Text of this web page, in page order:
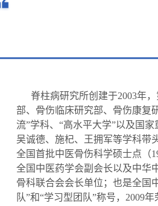
脊柱病研究所创建于2003年
部、骨伤临床研究部、骨伤康复
流”学科、“高水平大学”以及国
吴诚德、施杞、王拥军等学科带
全国首批中医骨伤科学硕士点（
全国中医药学会副会长以及中华
骨科联合会会长单位；也是全国
队”和“学习型团队”称号，2009